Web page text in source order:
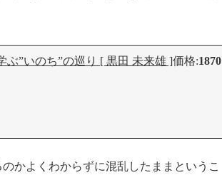
”いのち”の巡り [ 黒田 未来雄 ]価格:1870
かよくわからずに混乱したままというこ